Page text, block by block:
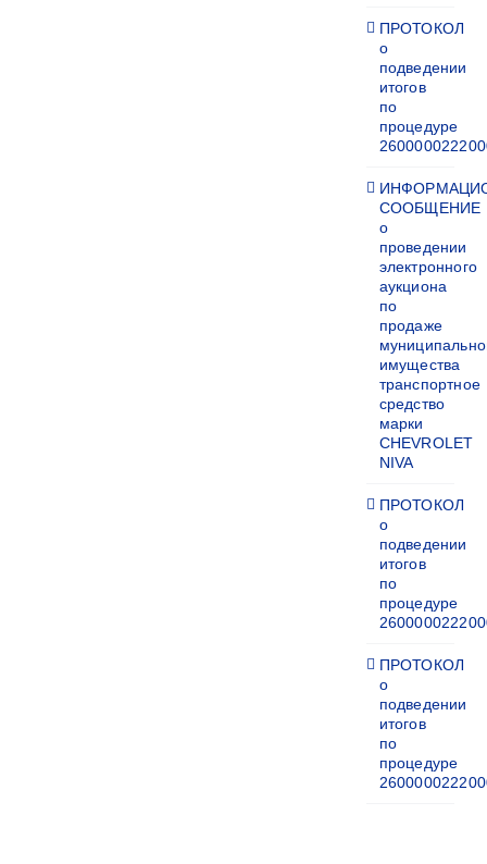
ПРОТОКОЛ
о
подведении
итогов
по
процедуре
СООБЩЕНИЕ
о
проведении
электронного
аукциона
по
продаже
имущества
транспортное
средство
марки
CHEVROLET
NIVA
ПРОТОКОЛ
о
подведении
итогов
по
процедуре
ПРОТОКОЛ
о
подведении
итогов
по
процедуре